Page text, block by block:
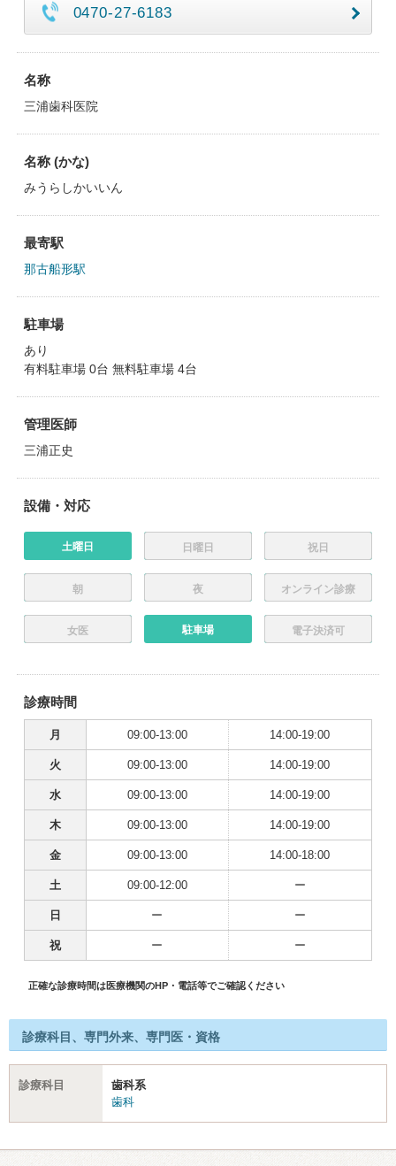
0470-27-6183
名称
三浦歯科医院
名称 (かな)
みうらしかいいん
最寄駅
那古船形駅
駐車場
あり
有料駐車場 0台 無料駐車場 4台
管理医師
三浦正史
設備・対応
土曜日 日曜日 祝日
朝 夜 オンライン診療
女医 駐車場 電子決済可
診療時間
月 09:00-13:00 14:00-19:00
火 09:00-13:00 14:00-19:00
水 09:00-13:00 14:00-19:00
木 09:00-13:00 14:00-19:00
金 09:00-13:00 14:00-18:00
土 09:00-12:00 ー
日 ー ー
祝 ー ー
正確な診療時間は医療機関のHP・電話等でご確認ください
診療科目、専門外来、専門医・資格
診療科目
歯科系
歯科